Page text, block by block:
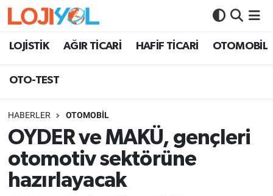
LOJİSTİK AĞIR TİCARİ HAFİF TİCARİ OTOMOBİL
OTO-TEST
HABERLER OTOMOBİL
OYDER ve MAKÜ, gençleri
otomotiv sektörüne
hazırlayacak
OTO-TEST